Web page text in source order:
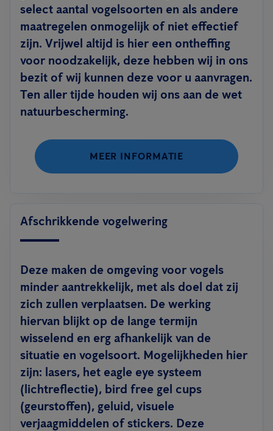
select aantal vogelsoorten en als andere
maatregelen onmogelijk of niet effectief
zijn. Vrijwel altijd is hier een ontheffing
voor noodzakelijk, deze hebben wij in ons
bezit of wij kunnen deze voor u aanvragen.
Ten aller tijde houden wij ons aan de wet
natuurbescherming.
MEER INFORMATIE
Afschrikkende vogelwering
Deze maken de omgeving voor vogels
minder aantrekkelijk, met als doel dat zij
zich zullen verplaatsen. De werking
hiervan blijkt op de lange termijn
wisselend en erg afhankelijk van de
situatie en vogelsoort. Mogelijkheden hier
zijn: lasers, het eagle eye systeem
(lichtreflectie), bird free gel cups
(geurstoffen), geluid, visuele
verjaagmiddelen of stickers. Deze